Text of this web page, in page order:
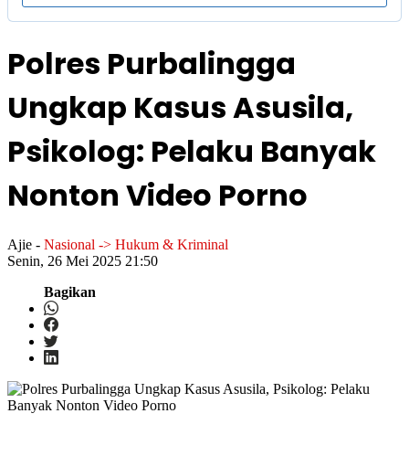
Polres Purbalingga
Ungkap Kasus Asusila,
Psikolog: Pelaku Banyak
Nonton Video Porno
Ajie - Nasional -> Hukum & Kriminal
Senin, 26 Mei 2025 21:50
Bagikan